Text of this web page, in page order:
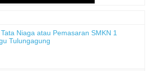
Niaga atau Pemasaran SMKN 1
Tulungagung